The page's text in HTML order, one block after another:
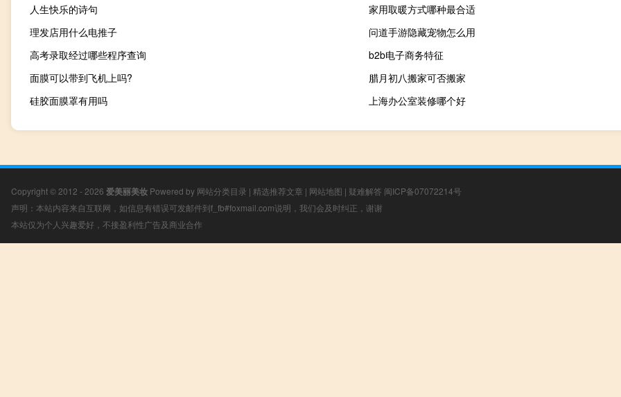
人生快乐的诗句
家用取暖方式哪种最合适
理发店用什么电推子
问道手游隐藏宠物怎么用
高考录取经过哪些程序查询
b2b电子商务特征
面膜可以带到飞机上吗?
腊月初八搬家可否搬家
硅胶面膜罩有用吗
上海办公室装修哪个好
Copyright © 2012 - 2026 爱美丽美妆 Powered by 网站分类目录 | 精选推荐文章 | 网站地图 | 疑难解答 闽ICP备07072214号
声明：本站内容来自互联网，如信息有错误可发邮件到f_fb#foxmail.com说明，我们会及时纠正，谢谢
本站仅为个人兴趣爱好，不接盈利性广告及商业合作